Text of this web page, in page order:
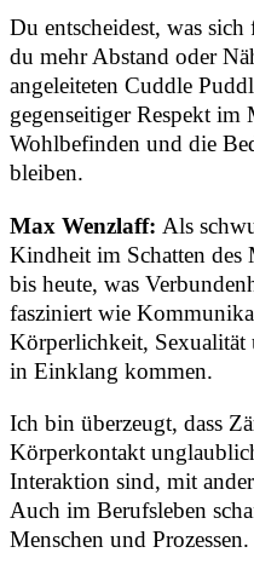
Du entscheidest, was
du mehr Abstand oder
angeleiteten Cuddle
gegenseitiger Respekt im
Wohlbefinden und die
bleiben.
Max Wenzlaff: Als
Kindheit im Schatten des
bis heute, was
fasziniert wie
Körperlichkeit, Sexualität
in Einklang kommen.
Ich bin überzeugt, dass
Körperkontakt
Interaktion sind, mit
Auch im Berufsleben
Menschen und Prozessen.